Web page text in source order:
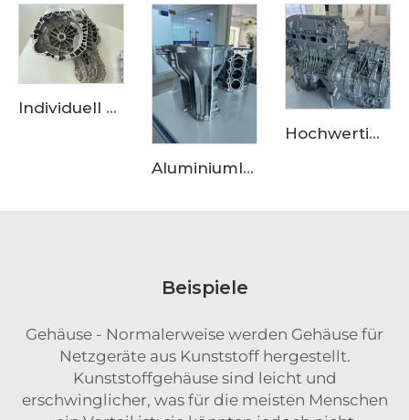
Individuell gestaltetes Kupplungsgehäuse (Hybrid) aus Aluminiumgießerei
Aluminiumlegierungs-Anpassung der elektrischen Hinterradgehäuse —— hohe Qualität Produkte, der beste Lieferant für nationale und internationale Zusammenarbeit mit bekannten Marken
Hochwertige Motoraufbauverkleidung aus Aluminiumlegierung für OEM-Güte, geeignet für den Einkauf bei großen Lieferanten
Beispiele
Gehäuse - Normalerweise werden Gehäuse für
Netzgeräte aus Kunststoff hergestellt.
Kunststoffgehäuse sind leicht und
erschwinglicher, was für die meisten Menschen